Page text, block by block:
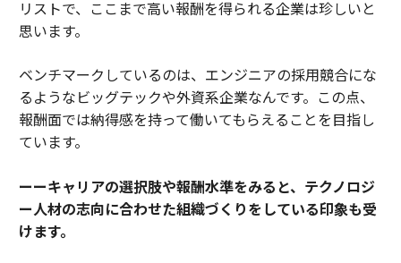
リストで、ここまで高い報酬を得られる企業は珍しいと
思います。
ベンチマークしているのは、エンジニアの採用競合にな
るようなビッグテックや外資系企業なんです。この点、
報酬面では納得感を持って働いてもらえることを目指し
ています。
ーーキャリアの選択肢や報酬水準をみると、テクノロジ
ー人材の志向に合わせた組織づくりをしている印象も受
けます。